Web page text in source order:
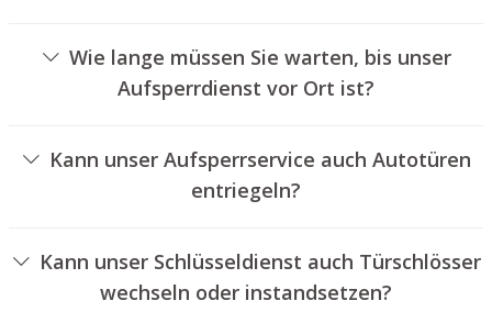
unterschiedlichen Optionen ab, wie zum Beispiel der
Ausführung des Schlosses, der Dauer der Arbeiten und
eventuellen Kilometerpauschalen. Wir bieten unseren
Wie lange müssen Sie warten, bis unser
Aufsperrdienst vor Ort ist?
innerhalb von dreißig Minuten vor Ort. Die reelle
Wartezeit hängt von der Entfernung des Einsatzortes zu
unserer Filiale und den aktuellen Verkehrsbedingungen
Kann unser Aufsperrservice auch Autotüren
entriegeln?
Kann unser Schlüsseldienst auch Türschlösser
wechseln oder instandsetzen?